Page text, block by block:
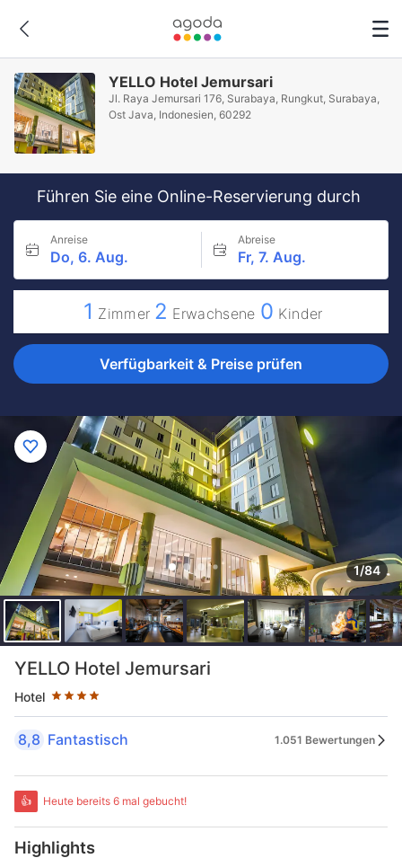
YELLO Hotel Jemursari
Jl. Raya Jemursari 176, Surabaya, Rungkut, Surabaya,
Ost Java, Indonesien, 60292
Führen Sie eine Online-Reservierung durch
Anreise
Do, 6. Aug.
Abreise
Fr, 7. Aug.
1 Zimmer 2 Erwachsene 0 Kinder
Verfügbarkeit & Preise prüfen
1/84
YELLO Hotel Jemursari
Hotel
Sternekategorie: 4 Sterne
8,8 Fantastisch 1.051 Bewertungen
👍 Heute bereits 6 mal gebucht!
Highlights